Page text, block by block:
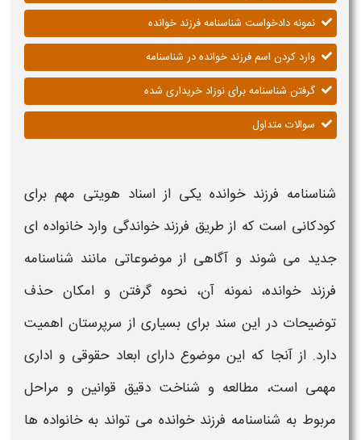
نمونه دادخواست شناسنامه فرزند خوانده
وارد کردن اسم فرزند خوانده در شناسنامه
گرفتن شناسنامه برای نوزاد خریداری شده
سوالات متداول
شناسنامه فرزند خوانده یکی از اسناد هویتی مهم برای
کودکانی است که از طریق فرزند خواندگی وارد خانواده‌ ای
جدید می‌ شوند و آگاهی از موضوعاتی مانند شناسنامه
فرزند خوانده، نمونهآن، نحوه گرفتنو امکان حذف
توضیحاتدر این سند برای بسیاری از سرپرستان اهمیت
دارد. از آنجا که این موضوع دارای ابعاد حقوقی و اداری
مهمی است، مطالعه و شناخت دقیق قوانین و مراحل
مربوط به شناسنامه فرزند خوانده می‌ تواند به خانواده‌ ها